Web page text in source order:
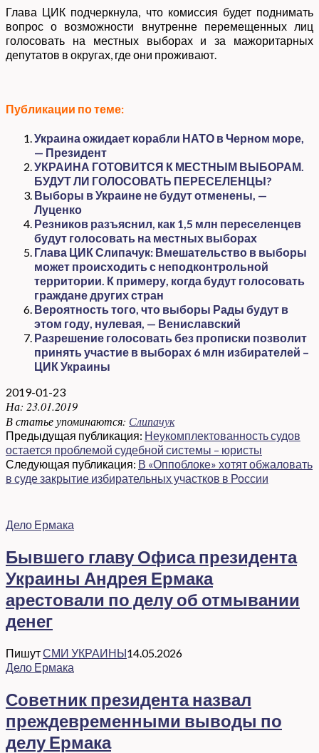
Глава ЦИК подчеркнула, что комиссия будет поднимать
вопрос о возможности внутренне перемещенных лиц
голосовать на местных выборах и за мажоритарных
депутатов в округах, где они проживают.
Публикации по теме:
Украина ожидает корабли НАТО в Черном море,
— Президент
УКРАИНА ГОТОВИТСЯ К МЕСТНЫМ ВЫБОРАМ.
БУДУТ ЛИ ГОЛОСОВАТЬ ПЕРЕСЕЛЕНЦЫ?
Выборы в Украине не будут отменены, —
Луценко
Резников разъяснил, как 1,5 млн переселенцев
будут голосовать на местных выборах
Глава ЦИК Слипачук: Вмешательство в выборы
может происходить с неподконтрольной
территории. К примеру, когда будут голосовать
граждане других стран
Вероятность того, что выборы Рады будут в
этом году, нулевая, — Вениславский
Разрешение голосовать без прописки позволит
принять участие в выборах 6 млн избирателей –
ЦИК Украины
2019-01-23
На: 23.01.2019
В статье упоминаются: Слипачук
Предыдущая публикация: Неукомплектованность судов
остается проблемой судебной системы – юристы
Следующая публикация: В «Оппоблоке» хотят обжаловать
в суде закрытие избирательных участков в России
Дело Ермака
Бывшего главу Офиса президента
Украины Андрея Ермака
арестовали по делу об отмывании
денег
ПишутСМИ УКРАИНЫ14.05.2026
Дело Ермака
Советник президента назвал
преждевременными выводы по
делу Ермака